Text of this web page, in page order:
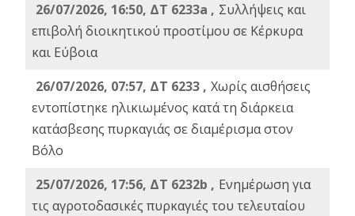
26/07/2026, 16:50, ΔΤ 6233a , Συλλήψεις και
επιβολή διοικητικού προστίμου σε Κέρκυρα
και Εύβοια
26/07/2026, 07:57, ΔΤ 6233 , Χωρίς αισθήσεις
εντοπίστηκε ηλικιωμένος κατά τη διάρκεια
κατάσβεσης πυρκαγιάς σε διαμέρισμα στον
Βόλο
25/07/2026, 17:56, ΔΤ 6232b , Ενημέρωση για
τις αγροτοδασικές πυρκαγιές του τελευταίου